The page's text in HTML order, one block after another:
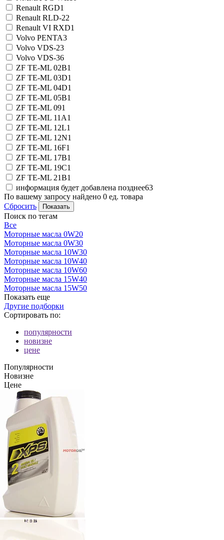
Renault RGD1
Renault RLD-22
Renault VI RXD1
Volvo PENTA3
Volvo VDS-23
Volvo VDS-36
ZF TE-ML 02B1
ZF TE-ML 03D1
ZF TE-ML 04D1
ZF TE-ML 05B1
ZF TE-ML 091
ZF TE-ML 11A1
ZF TE-ML 12L1
ZF TE-ML 12N1
ZF TE-ML 16F1
ZF TE-ML 17B1
ZF TE-ML 19C1
ZF TE-ML 21B1
информация будет добавлена позднее63
По вашему запросу найдено 0 ед. товара
Сбросить
Поиск по тегам
Все
Моторные масла 0W20
Моторные масла 0W30
Моторные масла 10W30
Моторные масла 10W40
Моторные масла 10W60
Моторные масла 15W40
Моторные масла 15W50
Показать еще
Другие подборки
Сортировать по:
популярности
новизне
цене
Популярности
Новизне
Цене